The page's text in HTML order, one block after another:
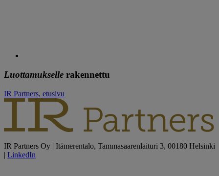
Luottamukselle rakennettu
IR Partners, etusivu
IR Partners Oy | Itämerentalo, Tammasaarenlaituri 3, 00180 Helsinki
| LinkedIn